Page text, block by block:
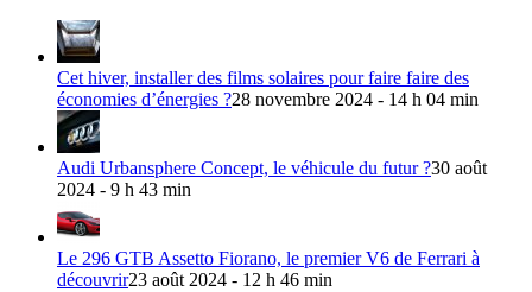
Cet hiver, installer des films solaires pour faire faire des
économies d’énergies ?28 novembre 2024 - 14 h 04 min
Audi Urbansphere Concept, le véhicule du futur ?30 août
2024 - 9 h 43 min
Le 296 GTB Assetto Fiorano, le premier V6 de Ferrari à
découvrir23 août 2024 - 12 h 46 min